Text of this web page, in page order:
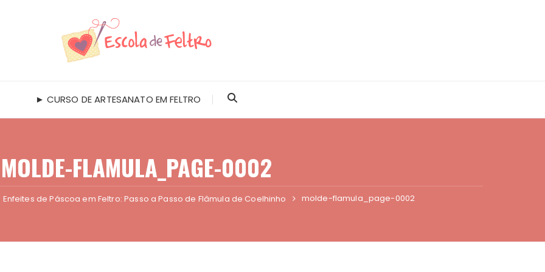
► CURSO DE ARTESANATO EM FELTRO
MOLDE-FLAMULA_PAGE-0002
Enfeites de Páscoa em Feltro: Passo a Passo de Flâmula de Coelhinho molde-flamula_page-0002